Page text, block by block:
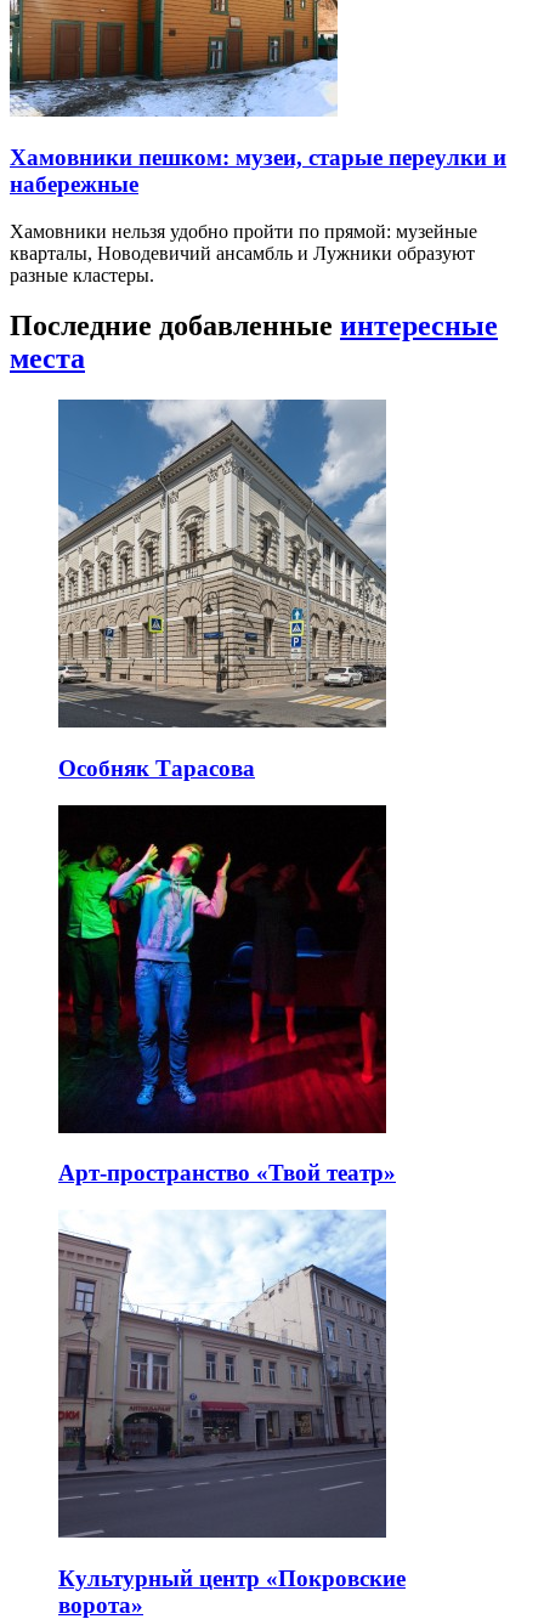
Хамовники пешком: музеи, старые переулки и
набережные
Хамовники нельзя удобно пройти по прямой: музейные
кварталы, Новодевичий ансамбль и Лужники образуют
разные кластеры.
Последние добавленные интересные
места
Особняк Тарасова
Арт-пространство «Твой театр»
Культурный центр «Покровские
ворота»